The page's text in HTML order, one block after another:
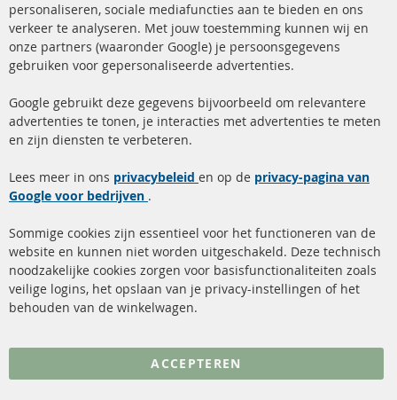
+49 (0) 4533 799 00 0
ma-do: 09-17 u, vr Fr 09-16 u
info@contra-automotive.de
facebook
instagram
Snelle links
Roetfilter reiniging
Katalysator (KAT)
sensoren
FAQ
Kundenservice
Verzendingskosten
Contact
Annuleer contract
Gegevensbescherming
personaliseren, sociale mediafuncties aan te bieden en ons
verkeer te analyseren. Met jouw toestemming kunnen wij en
onze partners (waaronder Google) je persoonsgegevens
gebruiken voor gepersonaliseerde advertenties.
Google gebruikt deze gegevens bijvoorbeeld om relevantere
advertenties te tonen, je interacties met advertenties te meten
en zijn diensten te verbeteren.
Lees meer in ons privacybeleid en op de privacy-pagina van
Google voor bedrijven .
Sommige cookies zijn essentieel voor het functioneren van de
website en kunnen niet worden uitgeschakeld. Deze technisch
noodzakelijke cookies zorgen voor basisfunctionaliteiten zoals
veilige logins, het opslaan van je privacy-instellingen of het
behouden van de winkelwagen.
ACCEPTEREN